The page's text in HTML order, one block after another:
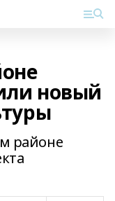
новый
районе